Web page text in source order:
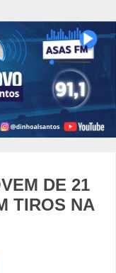
DE 21
TIROS NA